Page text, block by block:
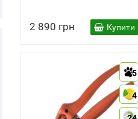
2 890 грн Купити
5
4